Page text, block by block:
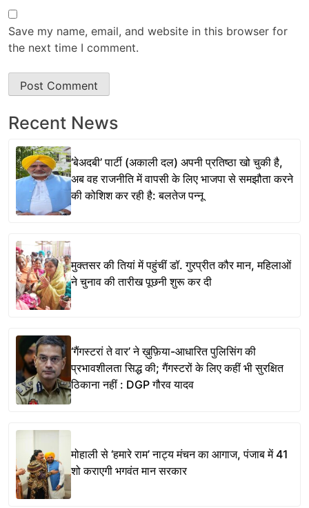
Save my name, email, and website in this browser for
the next time I comment.
Recent News
‘बेअदबी’ पार्टी (अकाली दल) अपनी प्रतिष्ठा खो चुकी है,
अब वह राजनीति में वापसी के लिए भाजपा से समझौता करने
की कोशिश कर रही है: बलतेज पन्नू
मुक्तसर की तियां में पहुंचीं डॉ. गुरप्रीत कौर मान, महिलाओं
ने चुनाव की तारीख पूछनी शुरू कर दी
‘गैंगस्टरां ते वार’ ने ख़ुफ़िया-आधारित पुलिसिंग की
प्रभावशीलता सिद्ध की; गैंगस्टरों के लिए कहीं भी सुरक्षित
ठिकाना नहीं : DGP गौरव यादव
मोहाली से ‘हमारे राम’ नाट्य मंचन का आगाज, पंजाब में 41
शो कराएगी भगवंत मान सरकार